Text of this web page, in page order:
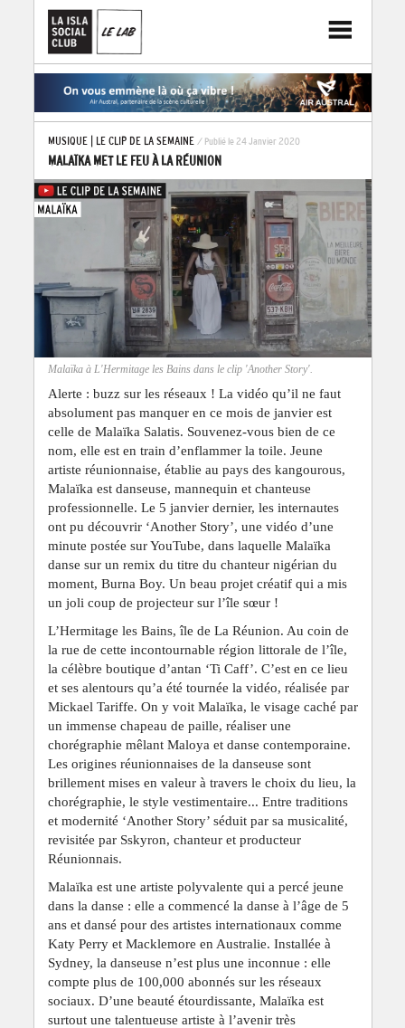
MUSIQUE| LE CLIP DE LA SEMAINE / Publié le 24 Janvier 2020
MALAÏKA MET LE FEU À LA RÉUNION
Malaïka à L'Hermitage les Bains dans le clip 'Another Story'.
Alerte : buzz sur les réseaux ! La vidéo qu’il ne faut
absolument pas manquer en ce mois de janvier est
celle de Malaïka Salatis. Souvenez-vous bien de ce
nom, elle est en train d’enflammer la toile. Jeune
artiste réunionnaise, établie au pays des kangourous,
Malaïka est danseuse, mannequin et chanteuse
professionnelle. Le 5 janvier dernier, les internautes
ont pu découvrir ‘Another Story’, une vidéo d’une
minute postée sur YouTube, dans laquelle Malaïka
danse sur un remix du titre du chanteur nigérian du
moment, Burna Boy. Un beau projet créatif qui a mis
un joli coup de projecteur sur l’île sœur !
L’Hermitage les Bains, île de La Réunion. Au coin de
la rue de cette incontournable région littorale de l’île,
la célèbre boutique d’antan ‘Ti Caff’. C’est en ce lieu
et ses alentours qu’a été tournée la vidéo, réalisée par
Mickael Tariffe. On y voit Malaïka, le visage caché par
un immense chapeau de paille, réaliser une
chorégraphie mêlant Maloya et danse contemporaine.
Les origines réunionnaises de la danseuse sont
brillement mises en valeur à travers le choix du lieu, la
chorégraphie, le style vestimentaire... Entre traditions
et modernité ‘Another Story’ séduit par sa musicalité,
revisitée par Sskyron, chanteur et producteur
Réunionnais.
Malaïka est une artiste polyvalente qui a percé jeune
dans la danse : elle a commencé la danse à l’âge de 5
ans et dansé pour des artistes internationaux comme
Katy Perry et Macklemore en Australie. Installée à
Sydney, la danseuse n’est plus une inconnue : elle
compte plus de 100,000 abonnés sur les réseaux
sociaux. D’une beauté étourdissante, Malaïka est
surtout une talentueuse artiste à l’avenir très